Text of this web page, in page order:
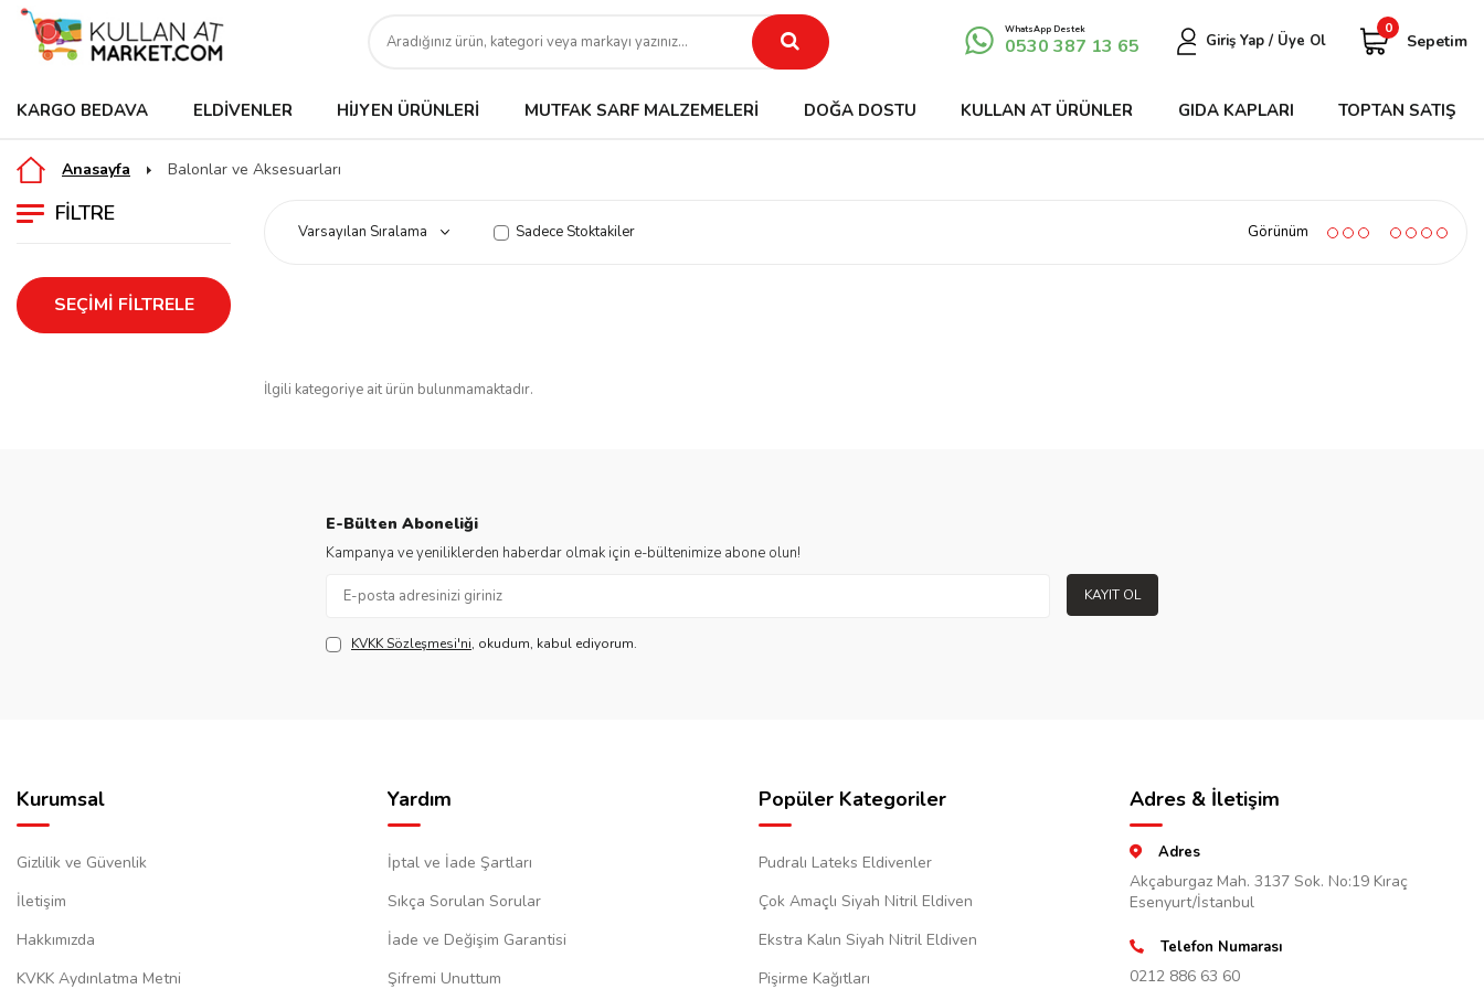
WhatsApp Destek
0530 387 13 65 Giriş Yap / Üye Ol
0
Sepetim
KARGO BEDAVA ELDIVENLER HIJYEN ÜRÜNLERI MUTFAK SARF MALZEMELERI DOĞA DOSTU KULLAN AT ÜRÜNLER GIDA KAPLARI TOPTAN SATIŞ
Anasayfa Balonlar ve Aksesuarları
FILTRE
SEÇIMI FILTRELE
Sadece Stoktakiler Görünüm
İlgili kategoriye ait ürün bulunmamaktadır.
E-Bülten Aboneliği
Kampanya ve yeniliklerden haberdar olmak için e-bültenimize abone olun!
KAYIT OL
KVKK Sözleşmesi'ni, okudum, kabul ediyorum.
Kurumsal
Gizlilik ve Güvenlik
İletişim
Hakkımızda
KVKK Aydınlatma Metni
Yardım
İptal ve İade Şartları
Sıkça Sorulan Sorular
İade ve Değişim Garantisi
Şifremi Unuttum
Popüler Kategoriler
Pudralı Lateks Eldivenler
Çok Amaçlı Siyah Nitril Eldiven
Ekstra Kalın Siyah Nitril Eldiven
Pişirme Kağıtları
Adres & İletişim
Adres
Akçaburgaz Mah. 3137 Sok. No:19 Kıraç
Esenyurt/İstanbul
Telefon Numarası
0212 886 63 60